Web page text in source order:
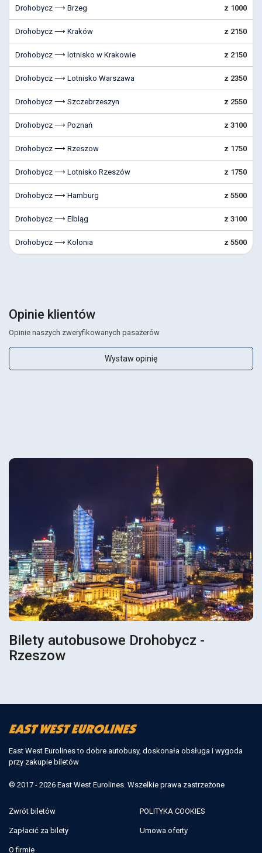
Drohobycz ⟶ Brzeg z 1000
Drohobycz ⟶ Kraków z 2150
Drohobycz ⟶ lotnisko w Krakowie z 2150
Drohobycz ⟶ Lotnisko Warszawa z 2350
Drohobycz ⟶ Szczebrzeszyn z 2550
Drohobycz ⟶ Poznań z 3100
Drohobycz ⟶ Rzeszow z 1750
Drohobycz ⟶ Lotnisko Rzeszów z 1750
Drohobycz ⟶ Hamburg z 5500
Drohobycz ⟶ Elbląg z 3100
Drohobycz ⟶ Kolonia z 5500
Opinie klientów
Opinie naszych zweryfikowanych pasażerów
Wystaw opinię
Bilety autobusowe Drohobycz -
Rzeszow
East West Eurolines to dobre autobusy, doskonała obsługa i wygoda
przy zakupie biletów
© 2017 - 2026 East West Eurolines. Wszelkie prawa zastrzeżone
Zwrót biletów
Zapłacić za bilety
O firmie
POLITYKA COOKIES
Umowa oferty